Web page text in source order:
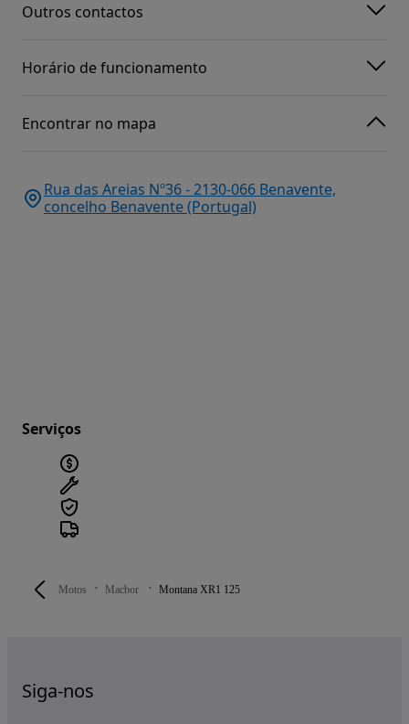
Motos Macbor Montana XR1 125
Outros contactos
Horário de funcionamento
Encontrar no mapa
Rua das Areias Nº36 - 2130-066 Benavente,
concelho Benavente (Portugal)
Serviços
Siga-nos